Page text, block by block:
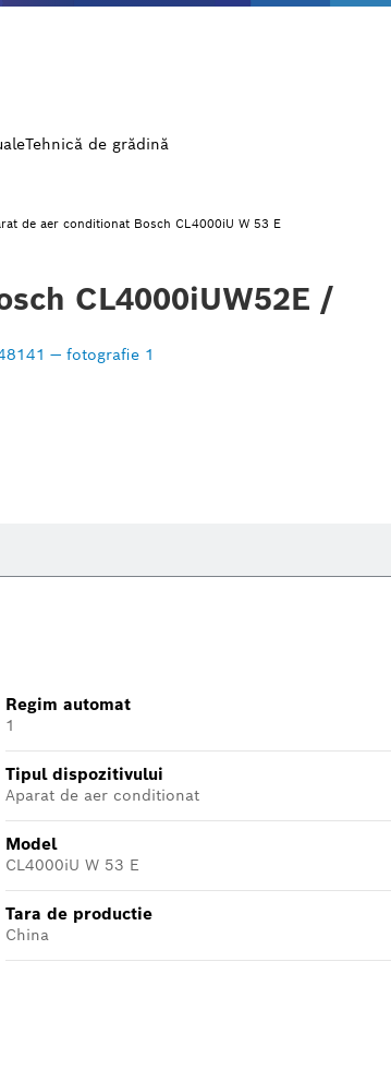
Tehnică de grădină
de aer conditionat Bosch CL4000iU W 53 E
CL4000iUW52E /
Regim automat
1
Tipul dispozitivului
Aparat de aer conditionat
Model
CL4000iU W 53 E
Tara de productie
China